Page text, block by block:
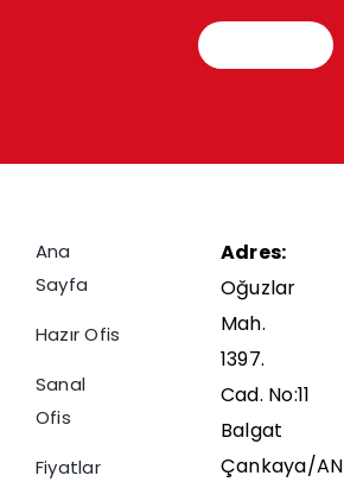
Ana
Sayfa
Hazır Ofis
Sanal
Ofis
Fiyatlar
Adres:
Oğuzlar
Mah.
1397.
Cad. No:11
Balgat
Çankaya/